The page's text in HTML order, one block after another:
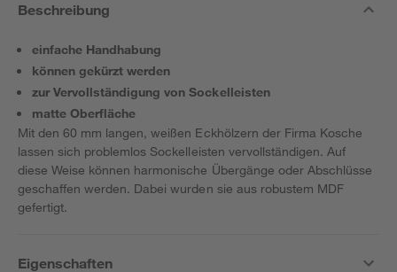
Beschreibung
einfache Handhabung
können gekürzt werden
zur Vervollständigung von Sockelleisten
matte Oberfläche
Mit den 60 mm langen, weißen Eckhölzern der Firma Kosche
lassen sich problemlos Sockelleisten vervollständigen. Auf
diese Weise können harmonische Übergänge oder Abschlüsse
geschaffen werden. Dabei wurden sie aus robustem MDF
gefertigt.
Eigenschaften